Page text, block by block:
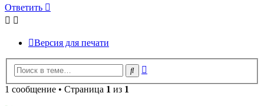
Ответить
Версия для печати
Поиск
1 сообщение • Страница 1 из 1